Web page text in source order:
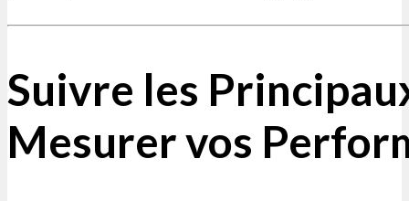
Suivre les
Mesurer vos